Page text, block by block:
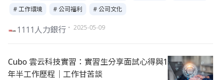
# 工作環境
# 公司福利 # 公司文化
1111人力銀行 ・ 2025-05-09
Cubo 雲云科技實習：實習生分享面試心得與1
年半工作歷程｜工作甘苦談